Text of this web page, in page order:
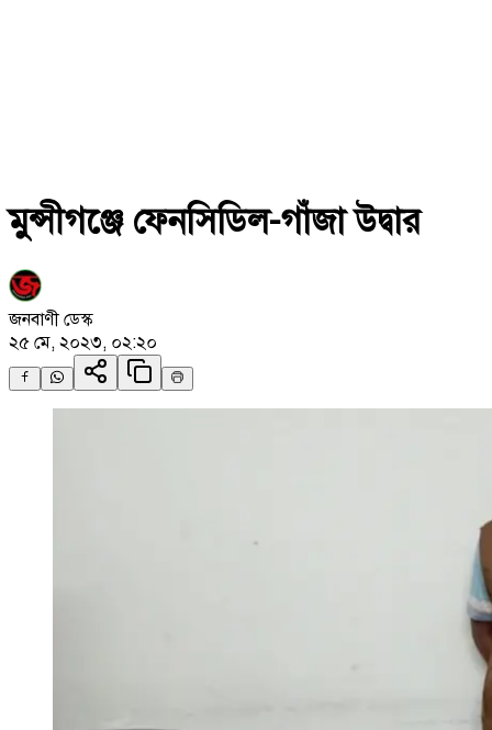
মুন্সীগঞ্জে ফেনসিডিল-গাঁজা উদ্বার
জনবাণী ডেস্ক
২৫ মে, ২০২৩, ০২:২০